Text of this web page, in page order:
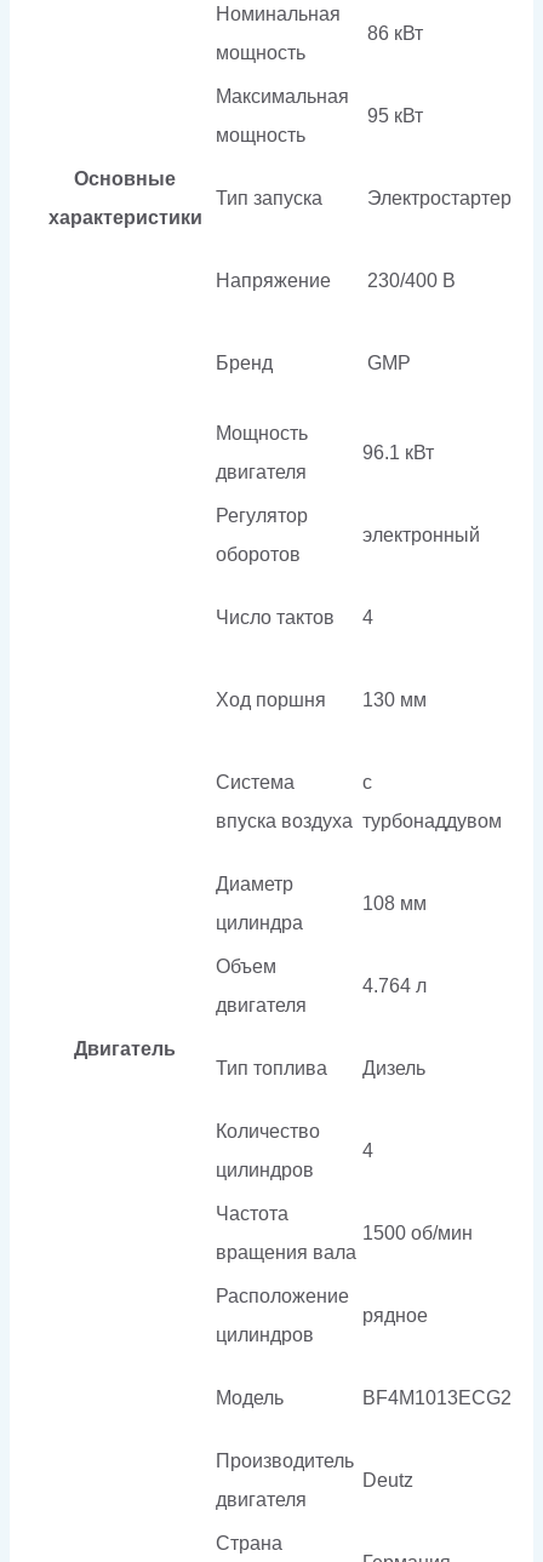
Основные
характеристики
Номинальная
мощность
86 кВт
Максимальная
мощность
95 кВт
Тип запуска Электростартер
Напряжение 230/400 В
Бренд GMP
Двигатель
Мощность
двигателя
96.1 кВт
Регулятор
оборотов
электронный
Число тактов 4
Ход поршня 130 мм
Система
впуска воздуха
с
турбонаддувом
Диаметр
цилиндра
108 мм
Объем
двигателя
4.764 л
Тип топлива Дизель
Количество
цилиндров
4
Частота
вращения вала
1500 об/мин
Расположение
цилиндров
рядное
Модель BF4M1013ECG2
Производитель
двигателя
Deutz
Страна